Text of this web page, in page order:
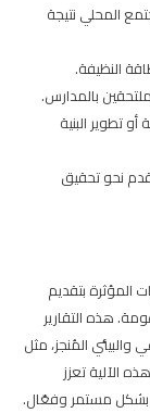
المحلي نتيجة
النظيفة.
بالمدارس.
تطوير البنية
نحو تحقيق
المؤثرة بتقديم
هذه التقارير
والبيئي المُنجز، مثل
الآلية تعزز
بشكل مستمر وفعّال.